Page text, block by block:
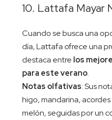
10. Lattafa Mayar
Cuando se busca una
día, Lattafa ofrece una
destaca entre los
para este verano.
Notas olfativas: Sus
higo, mandarina,
melón, seguidas por un